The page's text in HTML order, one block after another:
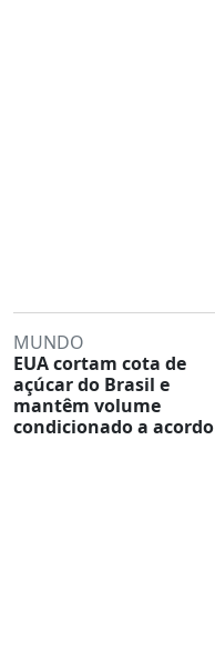
MUNDO
EUA cortam cota de
açúcar do Brasil e
mantêm volume
condicionado a acordo